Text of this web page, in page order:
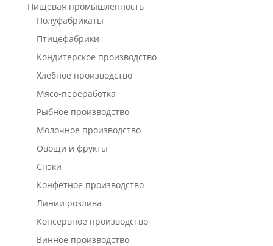
Пищевая промышленность
Полуфабрикаты
Птицефабрики
Кондитерское производство
Хлебное производство
Мясо-переработка
Рыбное производство
Молочное производство
Овощи и фрукты
Снэки
Конфетное производство
Линии розлива
Консервное производство
Винное производство